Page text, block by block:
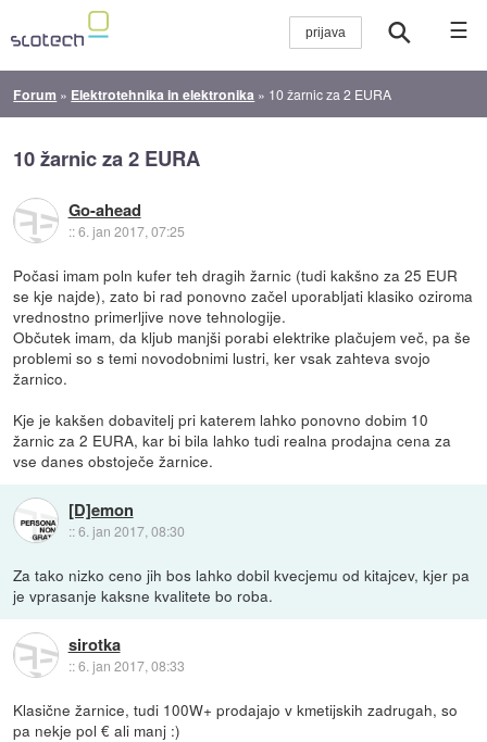
☰
Forum » Elektrotehnika in elektronika » 10 žarnic za 2 EURA
10 žarnic za 2 EURA
Go-ahead
::6. jan 2017, 07:25
Počasi imam poln kufer teh dragih žarnic (tudi kakšno za 25 EUR
se kje najde), zato bi rad ponovno začel uporabljati klasiko oziroma
vrednostno primerljive nove tehnologije.
Občutek imam, da kljub manjši porabi elektrike plačujem več, pa še
problemi so s temi novodobnimi lustri, ker vsak zahteva svojo
žarnico.
Kje je kakšen dobavitelj pri katerem lahko ponovno dobim 10
žarnic za 2 EURA, kar bi bila lahko tudi realna prodajna cena za
vse danes obstoječe žarnice.
[D]emon
::6. jan 2017, 08:30
Za tako nizko ceno jih bos lahko dobil kvecjemu od kitajcev, kjer pa
je vprasanje kaksne kvalitete bo roba.
sirotka
::6. jan 2017, 08:33
Klasične žarnice, tudi 100W+ prodajajo v kmetijskih zadrugah, so
pa nekje pol € ali manj :)